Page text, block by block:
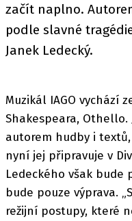
začít naplno.
podle slavné
Janek Ledecký.
Muzikál IAGO vychází
Shakespeara, Othello.
autorem hudby i
nyní jej připravuje v
Ledeckého však bude
bude pouze výprava.
režijní postupy, které